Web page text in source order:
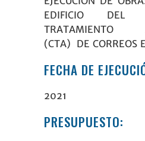
EDIFICIO DEL
TRATAMIENTO
(CTA) DE CORREOS
FECHA DE
2021
PRESUPUESTO: